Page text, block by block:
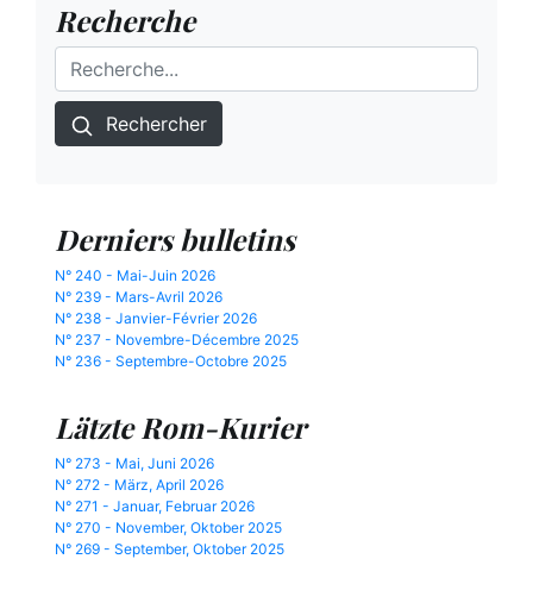
Recherche
Rechercher
Derniers bulletins
N° 240 - Mai-Juin 2026
N° 239 - Mars-Avril 2026
N° 238 - Janvier-Février 2026
N° 237 - Novembre-Décembre 2025
N° 236 - Septembre-Octobre 2025
Lätzte Rom-Kurier
N° 273 - Mai, Juni 2026
N° 272 - März, April 2026
N° 271 - Januar, Februar 2026
N° 270 - November, Oktober 2025
N° 269 - September, Oktober 2025